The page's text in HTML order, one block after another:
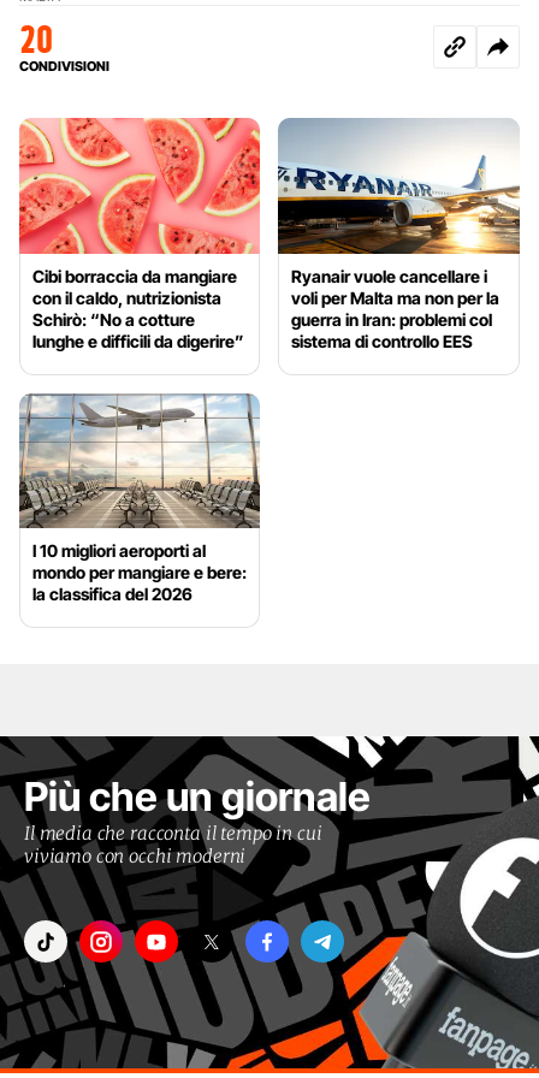
20
CONDIVISIONI
Cibi borraccia da mangiare
con il caldo, nutrizionista
Schirò: “No a cotture
lunghe e difficili da digerire”
Ryanair vuole cancellare i
voli per Malta ma non per la
guerra in Iran: problemi col
sistema di controllo EES
I 10 migliori aeroporti al
mondo per mangiare e bere:
la classifica del 2026
Più che un giornale
Il media che racconta il tempo in cui
viviamo con occhi moderni